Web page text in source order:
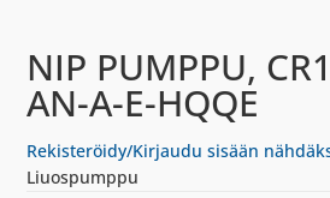
NIP PUMPPU,
AN-A-E-HQQE
Rekisteröidy/Kirjaudu sisään
Liuospumppu